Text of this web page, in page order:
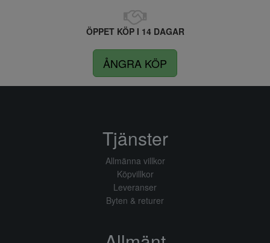
ÖPPET KÖP I 14 DAGAR
ÅNGRA KÖP
Tjänster
Allmänna villkor
Köpvillkor
Leveranser
Byten & returer